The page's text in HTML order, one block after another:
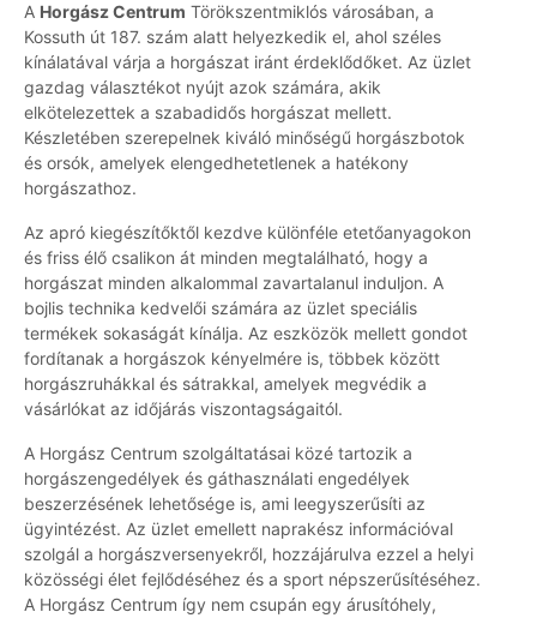
A Horgász Centrum Törökszentmiklós városában, a
Kossuth út 187. szám alatt helyezkedik el, ahol széles
kínálatával várja a horgászat iránt érdeklődőket. Az üzlet
gazdag választékot nyújt azok számára, akik
elkötelezettek a szabadidős horgászat mellett.
Készletében szerepelnek kiváló minőségű horgászbotok
és orsók, amelyek elengedhetetlenek a hatékony
horgászathoz.
Az apró kiegészítőktől kezdve különféle etetőanyagokon
és friss élő csalikon át minden megtalálható, hogy a
horgászat minden alkalommal zavartalanul induljon. A
bojlis technika kedvelői számára az üzlet speciális
termékek sokaságát kínálja. Az eszközök mellett gondot
fordítanak a horgászok kényelmére is, többek között
horgászruhákkal és sátrakkal, amelyek megvédik a
vásárlókat az időjárás viszontagságaitól.
A Horgász Centrum szolgáltatásai közé tartozik a
horgászengedélyek és gáthasználati engedélyek
beszerzésének lehetősége is, ami leegyszerűsíti az
ügyintézést. Az üzlet emellett naprakész információval
szolgál a horgászversenyekről, hozzájárulva ezzel a helyi
közösségi élet fejlődéséhez és a sport népszerűsítéséhez.
A Horgász Centrum így nem csupán egy árusítóhely,